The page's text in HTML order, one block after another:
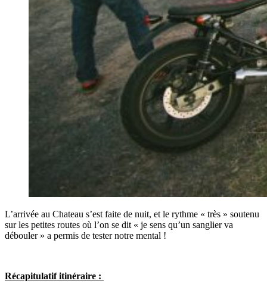
L’arrivée au Chateau s’est faite de nuit, et le rythme « très » soutenu
sur les petites routes où l’on se dit « je sens qu’un sanglier va
débouler » a permis de tester notre mental !
Récapitulatif itinéraire :